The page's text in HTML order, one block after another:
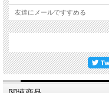
友達にメールですすめる